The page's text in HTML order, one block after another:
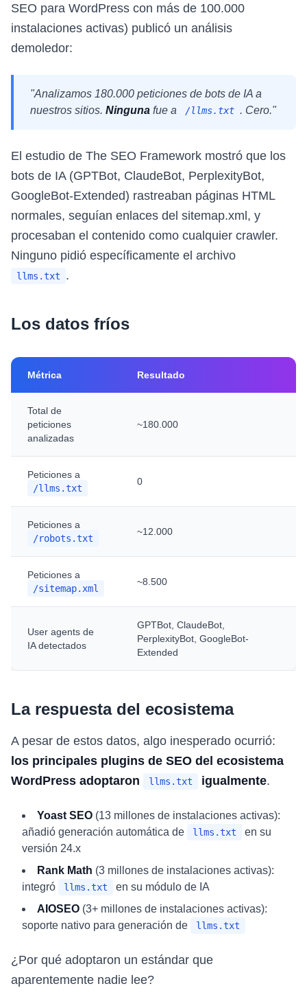
SEO para WordPress con más de 100.000
instalaciones activas) publicó un análisis
demoledor:
"Analizamos 180.000 peticiones de bots de IA a
nuestros sitios. Ninguna fue a /llms.txt . Cero."
El estudio de The SEO Framework mostró que los
bots de IA (GPTBot, ClaudeBot, PerplexityBot,
GoogleBot-Extended) rastreaban páginas HTML
normales, seguían enlaces del sitemap.xml, y
procesaban el contenido como cualquier crawler.
Ninguno pidió específicamente el archivo
llms.txt .
Los datos fríos
Métrica Resultado
Total de
peticiones
analizadas
~180.000
Peticiones a
/llms.txt
0
Peticiones a
/robots.txt
~12.000
Peticiones a
/sitemap.xml
~8.500
User agents de
IA detectados
GPTBot, ClaudeBot,
PerplexityBot, GoogleBot-
Extended
La respuesta del ecosistema
A pesar de estos datos, algo inesperado ocurrió:
los principales plugins de SEO del ecosistema
WordPress adoptaron
llms.txt igualmente.
Yoast SEO (13 millones de instalaciones activas):
añadió generación automática de
llms.txt
en su
versión 24.x
Rank Math (3 millones de instalaciones activas):
integró
llms.txt
en su módulo de IA
AIOSEO (3+ millones de instalaciones activas):
soporte nativo para generación de
llms.txt
¿Por qué adoptaron un estándar que
aparentemente nadie lee?